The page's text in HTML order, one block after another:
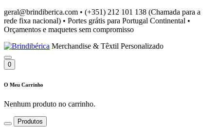
geral@brindiberica.com • (+351) 212 101 138 (Chamada para a
rede fixa nacional) • Portes grátis para Portugal Continental •
Orçamentos e maquetes sem compromisso
Merchandise & Têxtil Personalizado
0
O Meu Carrinho
Nenhum produto no carrinho.
Produtos